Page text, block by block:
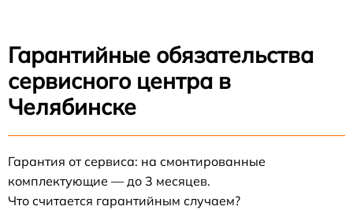
Гарантийные обязательства
сервисного центра в
Челябинске
Гарантия от сервиса: на смонтированные
комплектующие — до 3 месяцев.
Что считается гарантийным случаем?